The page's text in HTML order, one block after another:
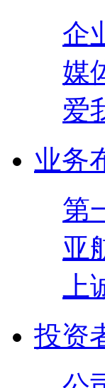
企
媒
爱
业务
第
亚
投资